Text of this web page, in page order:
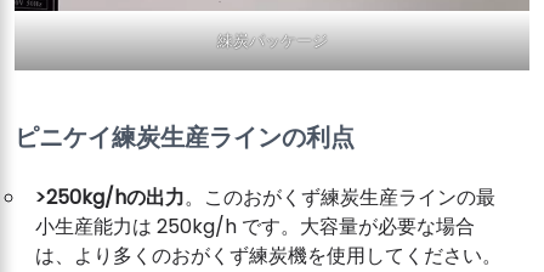
練炭パッケージ
ピニケイ練炭生産ラインの利点
>250kg/hの出力。このおがくず練炭生産ラインの最
小生産能力は 250kg/h です。大容量が必要な場合
は、より多くのおがくず練炭機を使用してください。